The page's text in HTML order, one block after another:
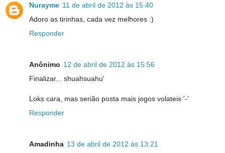
Nurayme 11 de abril de 2012 às 15:40
Adoro as tirinhas, cada vez melhores :)
Responder
Anônimo 12 de abril de 2012 às 15:56
Finalizar... shuahsuahu'
Loks cara, mas serião posta mais jogos volateis '-'
Responder
Amadinha 13 de abril de 2012 às 13:21